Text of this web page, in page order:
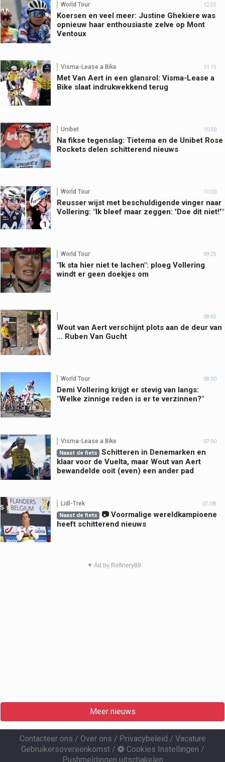
World Tour 12:25
Koersen en veel meer: Justine Ghekiere was
opnieuw haar enthousiaste zelve op Mont
Ventoux
Visma-Lease a Bike 11:15
Met Van Aert in een glansrol: Visma-Lease a
Bike slaat indrukwekkend terug
Unibet 10:30
Na fikse tegenslag: Tietema en de Unibet Rose
Rockets delen schitterend nieuws
1
World Tour 10:00
Reusser wijst met beschuldigende vinger naar
Vollering: "Ik bleef maar zeggen: 'Doe dit niet!'"
World Tour 09:25
"Ik sta hier niet te lachen": ploeg Vollering
windt er geen doekjes om
08:45
Wout van Aert verschijnt plots aan de deur van
... Ruben Van Gucht
World Tour 08:00
Demi Vollering krijgt er stevig van langs:
"Welke zinnige reden is er te verzinnen?"
Visma-Lease a Bike 07:00
Naast de fiets
Schitteren in Denemarken en
klaar voor de Vuelta, maar Wout van Aert
bewandelde ooit (even) een ander pad
Lidl-Trek 07/08
Naast de fiets
📷 Voormalige wereldkampioene
heeft schitterend nieuws
▼ Ad by Refinery89
Meer nieuws
Contacteer ons / Over ons / Privacybeleid / Vacature
Gebruikersovereenkomst/ Cookies Instellingen /
Pushmeldingen uitschakelen